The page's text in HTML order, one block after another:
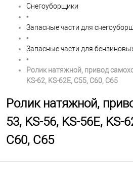
Снегоуборщики
•
Запасные части для
•
Запасные части для
•
Ролик натяжной, привод
KS-62, KS-62E, C55, C60, C65
Ролик натяжной,
53, KS-56, KS-56E, KS-
C60, C65